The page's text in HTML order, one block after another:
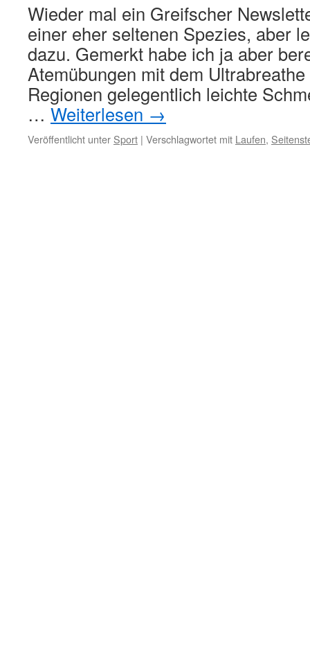
Wieder mal ein Greifscher
einer eher seltenen Spezies, aber
dazu. Gemerkt habe ich ja aber
Atemübungen mit dem
Regionen gelegentlich leichte
… Weiterlesen →
Veröffentlicht unter Sport | Verschlagwortet mit Laufen,